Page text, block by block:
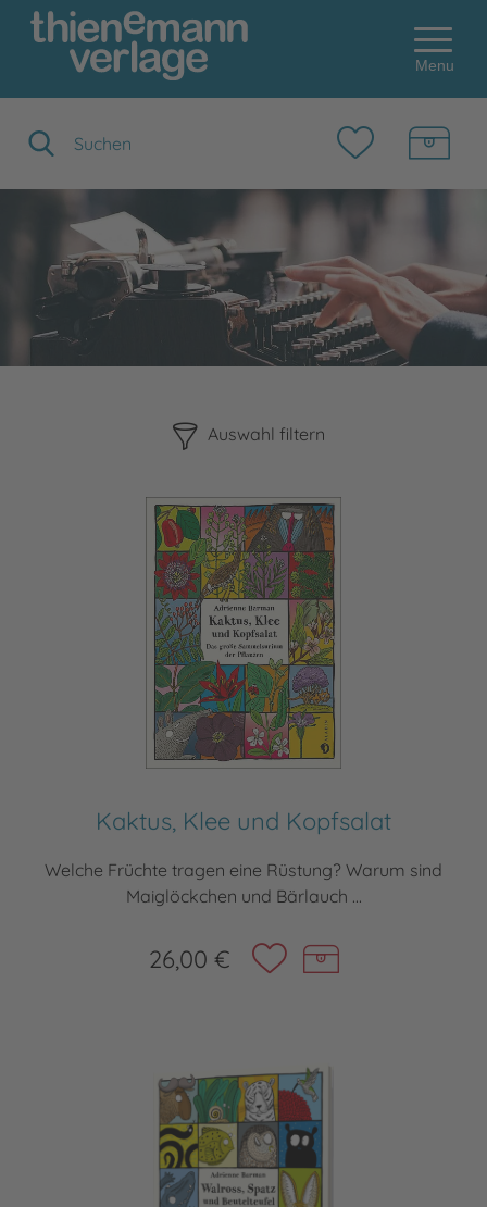
Menu
Auswahl filtern
Kaktus, Klee und Kopfsalat
Welche Früchte tragen eine Rüstung? Warum sind
Maiglöckchen und Bärlauch ...
26,00 €